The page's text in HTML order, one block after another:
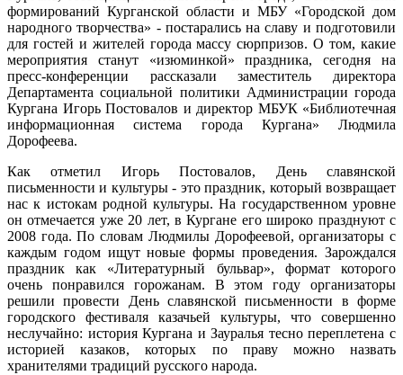
формирований Курганской области и МБУ «Городской дом
народного творчества» - постарались на славу и подготовили
для гостей и жителей города массу сюрпризов. О том, какие
мероприятия станут «изюминкой» праздника, сегодня на
пресс-конференции рассказали заместитель директора
Департамента социальной политики Администрации города
Кургана Игорь Постовалов и директор МБУК «Библиотечная
информационная система города Кургана» Людмила
Дорофеева.
Как отметил Игорь Постовалов, День славянской
письменности и культуры - это праздник, который возвращает
нас к истокам родной культуры. На государственном уровне
он отмечается уже 20 лет, в Кургане его широко празднуют с
2008 года. По словам Людмилы Дорофеевой, организаторы с
каждым годом ищут новые формы проведения. Зарождался
праздник как «Литературный бульвар», формат которого
очень понравился горожанам. В этом году организаторы
решили провести День славянской письменности в форме
городского фестиваля казачьей культуры, что совершенно
неслучайно: история Кургана и Зауралья тесно переплетена с
историей казаков, которых по праву можно назвать
хранителями традиций русского народа.